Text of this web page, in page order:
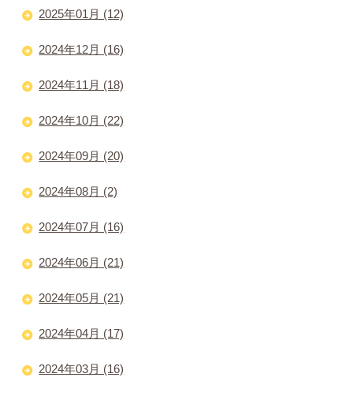
2025年01月 (12)
2024年12月 (16)
2024年11月 (18)
2024年10月 (22)
2024年09月 (20)
2024年08月 (2)
2024年07月 (16)
2024年06月 (21)
2024年05月 (21)
2024年04月 (17)
2024年03月 (16)